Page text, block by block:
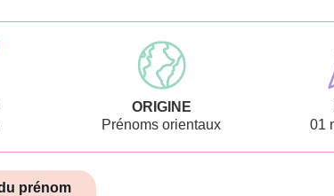
ORIGINE
Prénoms orientaux
01
prénom